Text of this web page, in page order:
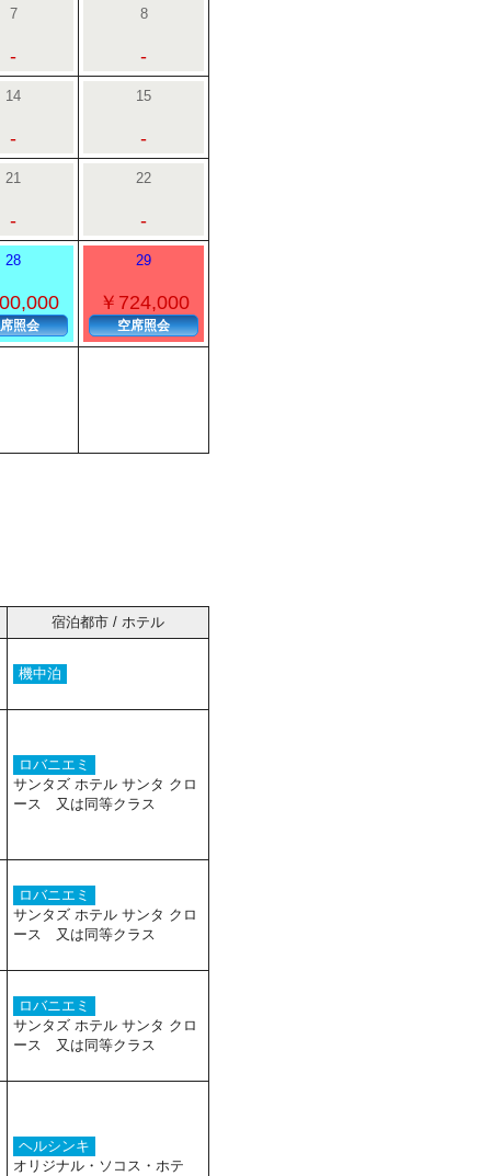
7
-
8
-
14
-
15
-
21
-
22
-
28
照会
29
￥724,000
空席照会
宿泊都市 / ホテル
機中泊
ロバニエミ
サンタズ ホテル サンタ クロ
ース 又は同等クラス
ロバニエミ
サンタズ ホテル サンタ クロ
ース 又は同等クラス
ロバニエミ
サンタズ ホテル サンタ クロ
ース 又は同等クラス
ヘルシンキ
オリジナル・ソコス・ホテ